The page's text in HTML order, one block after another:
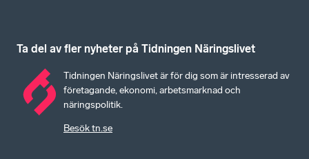
Ta del av fler nyheter på Tidningen Näringslivet
Tidningen Näringslivet är för dig som är intresserad av
företagande, ekonomi, arbetsmarknad och
näringspolitik.
Besök tn.se